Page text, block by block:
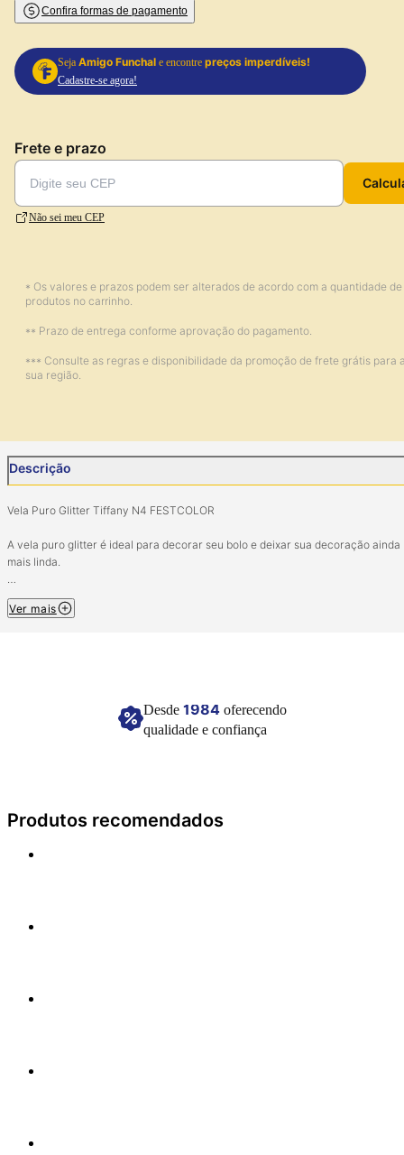
Confira formas de pagamento
Seja Amigo Funchal e encontre preços imperdíveis!
Cadastre-se agora!
Frete e prazo
Não sei meu CEP
* Os valores e prazos podem ser alterados de acordo com a quantidade de
produtos no carrinho.
** Prazo de entrega conforme aprovação do pagamento.
*** Consulte as regras e disponibilidade da promoção de frete grátis para
sua região.
Descrição
Vela Puro Glitter Tiffany N4 FESTCOLOR
A vela puro glitter é ideal para decorar seu bolo e deixar sua decoração ainda
mais linda.
Pacote: 1 unidade.
Composição: Parafina, Magnésio metálico, anlina, desmoldante, fio de
Ver mais
Desde 1984oferecendo
qualidade e confiança
Produtos recomendados